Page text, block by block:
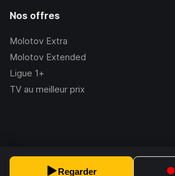
Regarder
Nos offres
Molotov Extra
Molotov Extended
Ligue 1+
TV au meilleur prix